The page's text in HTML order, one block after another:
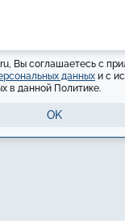
Вы соглашаетесь с
данных и с
в данной Политике.
OK